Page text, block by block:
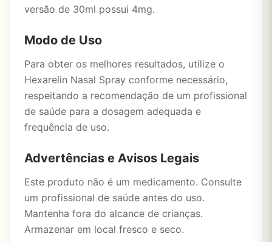
versão de 30ml possui 4mg.
Modo de Uso
Para obter os melhores resultados, utilize o
Hexarelin Nasal Spray conforme necessário,
respeitando a recomendação de um profissional
de saúde para a dosagem adequada e
frequência de uso.
Advertências e Avisos Legais
Este produto não é um medicamento. Consulte
um profissional de saúde antes do uso.
Mantenha fora do alcance de crianças.
Armazenar em local fresco e seco.